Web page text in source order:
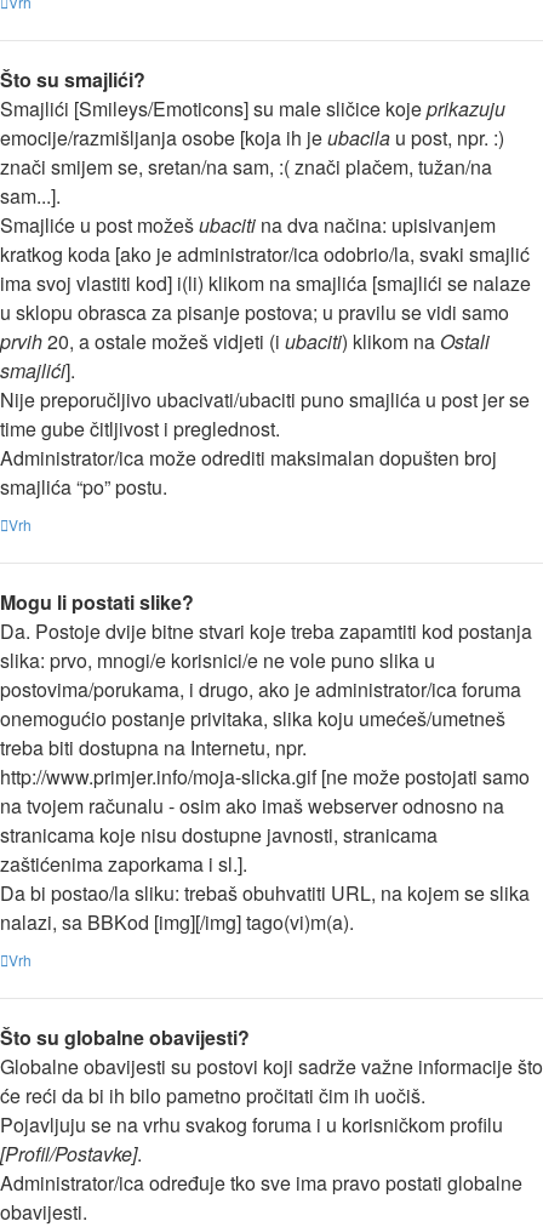
Što su smajlići?
Smajlići [Smileys/Emoticons] su male sličice kojeprikazuju
emocije/razmišljanja osobe [koja ih jeubacila u post, npr. :)
znači smijem se, sretan/na sam, :( znači plačem, tužan/na
sam...].
Smajliće u post možešubaciti na dva načina: upisivanjem
kratkog koda [ako je administrator/ica odobrio/la, svaki smajlić
ima svoj vlastiti kod] i(li) klikom na smajlića [smajlići se nalaze
u sklopu obrasca za pisanje postova; u pravilu se vidi samo
prvih20, a ostale možeš vidjeti (i ubaciti) klikom na Ostali
smajlići].
Nije preporučljivo ubacivati/ubaciti puno smajlića u post jer se
time gube čitljivost i preglednost.
Administrator/ica može odrediti maksimalan dopušten broj
smajlića “po” postu.
Vrh
Mogu li postati slike?
Da. Postoje dvije bitne stvari koje treba zapamtiti kod postanja
slika: prvo, mnogi/e korisnici/e ne vole puno slika u
postovima/porukama, i drugo, ako je administrator/ica foruma
onemogućio postanje privitaka, slika koju umećeš/umetneš
treba biti dostupna na Internetu, npr.
http://www.primjer.info/moja-slicka.gif [ne može postojati samo
na tvojem računalu - osim ako imaš webserver odnosno na
stranicama koje nisu dostupne javnosti, stranicama
zaštićenima zaporkama i sl.].
Da bi postao/la sliku: trebaš obuhvatiti URL, na kojem se slika
nalazi, sa BBKod [img][/img] tago(vi)m(a).
Vrh
Što su globalne obavijesti?
Globalne obavijesti su postovi koji sadrže važne informacije što
će reći da bi ih bilo pametno pročitati čim ih uočiš.
Pojavljuju se na vrhu svakog foruma i u korisničkom profilu
[Profil/Postavke].
Administrator/ica određuje tko sve ima pravo postati globalne
obavijesti.